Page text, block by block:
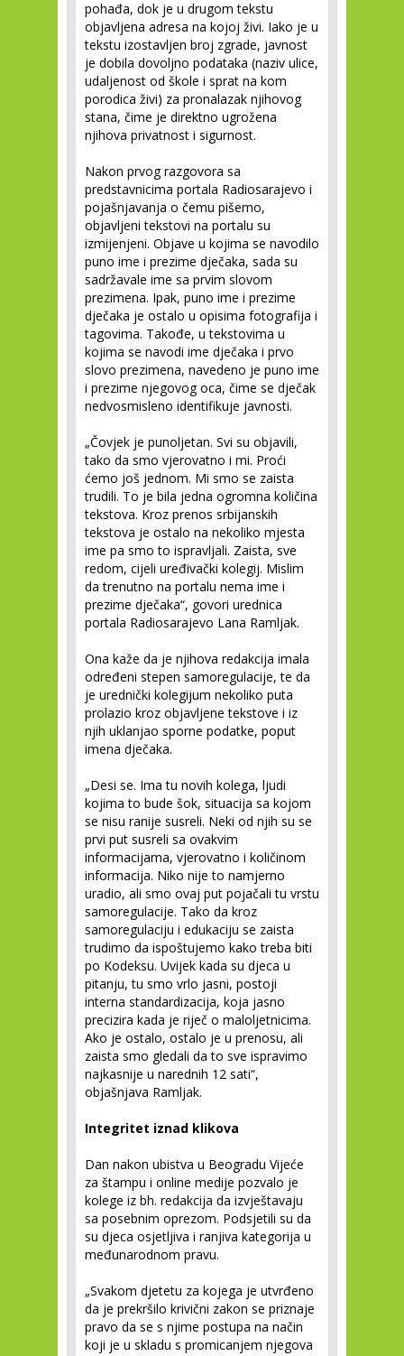
pohađa, dok je u drugom tekstu
objavljena adresa na kojoj živi. Iako je u
tekstu izostavljen broj zgrade, javnost
je dobila dovoljno podataka (naziv ulice,
udaljenost od škole i sprat na kom
porodica živi) za pronalazak njihovog
stana, čime je direktno ugrožena
njihova privatnost i sigurnost.
Nakon prvog razgovora sa
predstavnicima portala Radiosarajevo i
pojašnjavanja o čemu pišemo,
objavljeni tekstovi na portalu su
izmijenjeni. Objave u kojima se navodilo
puno ime i prezime dječaka, sada su
sadržavale ime sa prvim slovom
prezimena. Ipak, puno ime i prezime
dječaka je ostalo u opisima fotografija i
tagovima. Takođe, u tekstovima u
kojima se navodi ime dječaka i prvo
slovo prezimena, navedeno je puno ime
i prezime njegovog oca, čime se dječak
nedvosmisleno identifikuje javnosti.
„Čovjek je punoljetan. Svi su objavili,
tako da smo vjerovatno i mi. Proći
ćemo još jednom. Mi smo se zaista
trudili. To je bila jedna ogromna količina
tekstova. Kroz prenos srbijanskih
tekstova je ostalo na nekoliko mjesta
ime pa smo to ispravljali. Zaista, sve
redom, cijeli uređivački kolegij. Mislim
da trenutno na portalu nema ime i
prezime dječaka“, govori urednica
portala Radiosarajevo Lana Ramljak.
Ona kaže da je njihova redakcija imala
određeni stepen samoregulacije, te da
je urednički kolegijum nekoliko puta
prolazio kroz objavljene tekstove i iz
njih uklanjao sporne podatke, poput
imena dječaka.
„Desi se. Ima tu novih kolega, ljudi
kojima to bude šok, situacija sa kojom
se nisu ranije susreli. Neki od njih su se
prvi put susreli sa ovakvim
informacijama, vjerovatno i količinom
informacija. Niko nije to namjerno
uradio, ali smo ovaj put pojačali tu vrstu
samoregulacije. Tako da kroz
samoregulaciju i edukaciju se zaista
trudimo da ispoštujemo kako treba biti
po Kodeksu. Uvijek kada su djeca u
pitanju, tu smo vrlo jasni, postoji
interna standardizacija, koja jasno
precizira kada je riječ o maloljetnicima.
Ako je ostalo, ostalo je u prenosu, ali
zaista smo gledali da to sve ispravimo
najkasnije u narednih 12 sati“,
objašnjava Ramljak.
Integritet iznad klikova
Dan nakon ubistva u Beogradu Vijeće
za štampu i online medije pozvalo je
kolege iz bh. redakcija da izvještavaju
sa posebnim oprezom. Podsjetili su da
su djeca osjetljiva i ranjiva kategorija u
međunarodnom pravu.
„Svakom djetetu za kojega je utvrđeno
da je prekršilo krivični zakon se priznaje
pravo da se s njime postupa na način
koji je u skladu s promicanjem njegova